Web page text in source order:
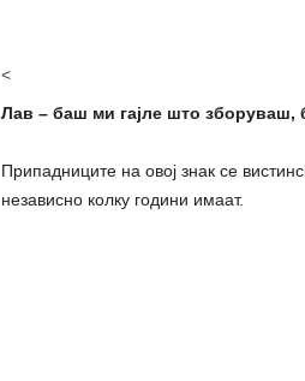
<
Лав – баш ми гајле што зборуваш,
Припадниците на овој знак се
независно колку години имаат.